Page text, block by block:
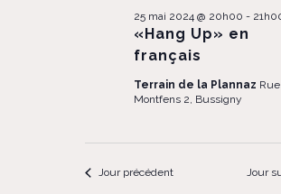
«Hang Up» en
français
25 mai 2024 @ 20h00 -
Terrain de la Plannaz Rue
Montfens 2, Bussigny
Jour précédent Jour